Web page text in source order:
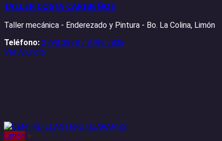
TALLER COSTA CARIBEÑOS
Taller mecánica - Enderezado y Pintura - Bo. La Colina, Limón
Teléfono: 2798 3838 / 8798 3838
Ver Anuncio
Limón +